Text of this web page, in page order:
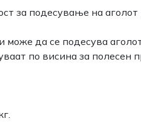
за подесување на
може да се подесува
по висина за полесен